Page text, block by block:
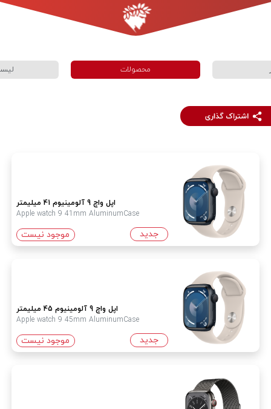
محصولات
اپل واچ 9 آلومینیوم 41 میلیمتر
Apple watch 9 41mm AluminumCase
جدید موجود نیست
اپل واچ 9 آلومینیوم 45 میلیمتر
Apple watch 9 45mm AluminumCase
جدید موجود نیست